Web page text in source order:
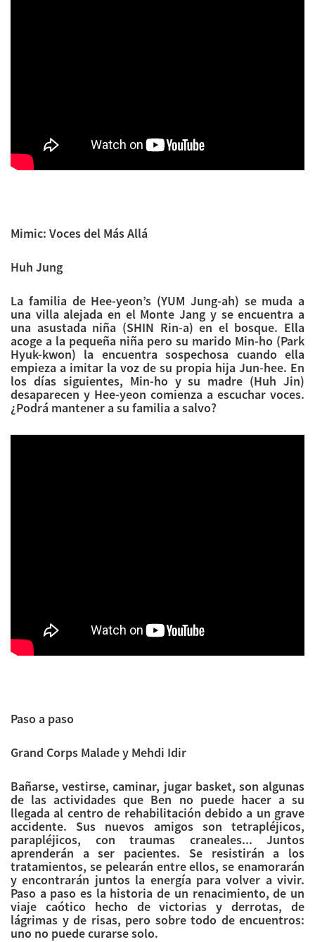
Mimic: Voces del Más Allá
Huh Jung
La familia de Hee-yeon’s (YUM Jung-ah) se muda a
una villa alejada en el Monte Jang y se encuentra a
una asustada niña (SHIN Rin-a) en el bosque. Ella
acoge a la pequeña niña pero su marido Min-ho (Park
Hyuk-kwon) la encuentra sospechosa cuando ella
empieza a imitar la voz de su propia hija Jun-hee. En
los días siguientes, Min-ho y su madre (Huh Jin)
desaparecen y Hee-yeon comienza a escuchar voces.
¿Podrá mantener a su familia a salvo?
Paso a paso
Grand Corps Malade y Mehdi Idir
Bañarse, vestirse, caminar, jugar basket, son algunas
de las actividades que Ben no puede hacer a su
llegada al centro de rehabilitación debido a un grave
accidente. Sus nuevos amigos son tetrapléjicos,
parapléjicos, con traumas craneales... Juntos
aprenderán a ser pacientes. Se resistirán a los
tratamientos, se pelearán entre ellos, se enamorarán
y encontrarán juntos la energía para volver a vivir.
Paso a paso es la historia de un renacimiento, de un
viaje caótico hecho de victorias y derrotas, de
lágrimas y de risas, pero sobre todo de encuentros:
uno no puede curarse solo.